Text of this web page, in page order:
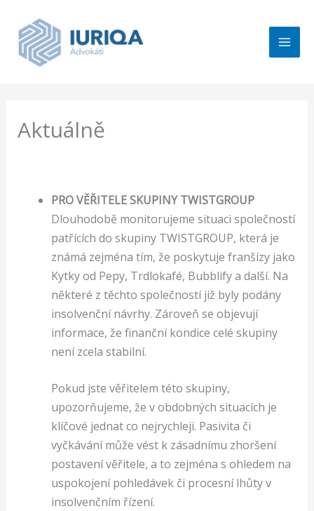
obsah
Aktuálně
PRO VĚŘITELE SKUPINY TWISTGROUP
Dlouhodobě monitorujeme situaci společností
patřících do skupiny TWISTGROUP, která je
známá zejména tím, že poskytuje franšízy jako
Kytky od Pepy, Trdlokafé, Bubblify a další. Na
některé z těchto společností již byly podány
insolvenční návrhy. Zároveň se objevují
informace, že finanční kondice celé skupiny
není zcela stabilní.
Pokud jste věřitelem této skupiny,
upozorňujeme, že v obdobných situacích je
klíčové jednat co nejrychleji. Pasivita či
vyčkávání může vést k zásadnímu zhoršení
postavení věřitele, a to zejména s ohledem na
uspokojení pohledávek či procesní lhůty v
insolvenčním řízení.